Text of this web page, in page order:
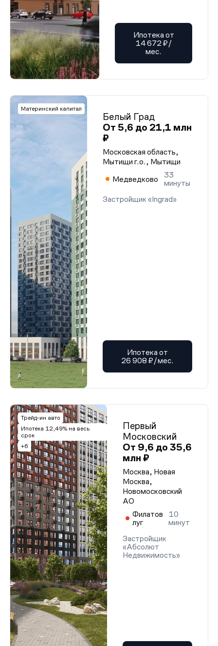
Ипотека от
14 672 ₽/
мес.
Материнский капитал
Белый Град
От 5,6 до 21,1 млн
₽
Московская область,
Мытищи г.о., Мытищи
Медведково
33
минуты
Застройщик «Ingrad»
Ипотека от
26 908 ₽/мес.
Трейд-ин авто
Ипотека 12,49% на весь
срок
+6
Первый
Московский
От 9,6 до 35,6
млн ₽
Москва, Новая
Москва,
Новомосковский
АО
Филатов
луг
10
минут
Застройщик
«Абсолют
Недвижимость»